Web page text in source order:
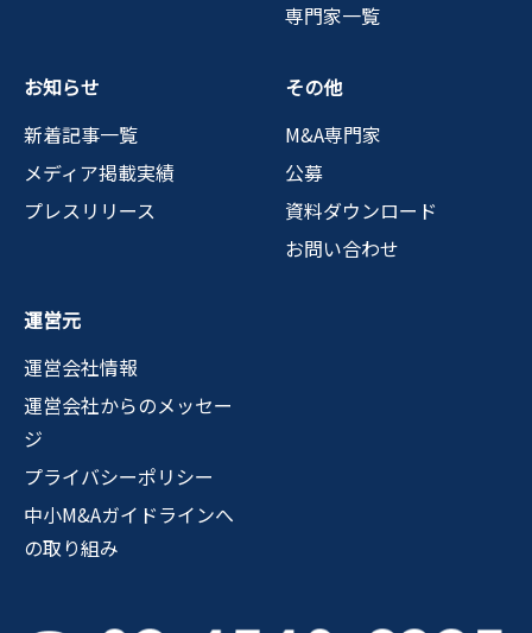
専門家一覧
お知らせ
新着記事一覧
メディア掲載実績
プレスリリース
その他
M&A専門家
公募
資料ダウンロード
お問い合わせ
運営元
運営会社情報
運営会社からのメッセー
ジ
プライバシーポリシー
中小M&Aガイドラインへ
の取り組み